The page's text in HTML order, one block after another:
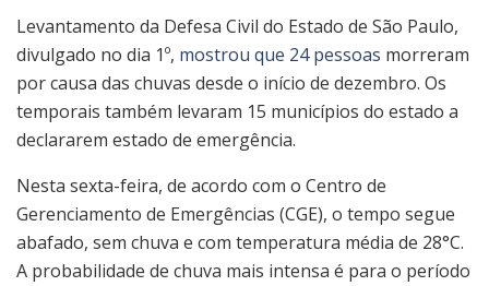
Levantamento da Defesa Civil do Estado de São Paulo,
divulgado no dia 1º, mostrou que 24 pessoas morreram
por causa das chuvas desde o início de dezembro. Os
temporais também levaram 15 municípios do estado a
declararem estado de emergência.
Nesta sexta-feira, de acordo com o Centro de
Gerenciamento de Emergências (CGE), o tempo segue
abafado, sem chuva e com temperatura média de 28°C.
A probabilidade de chuva mais intensa é para o período